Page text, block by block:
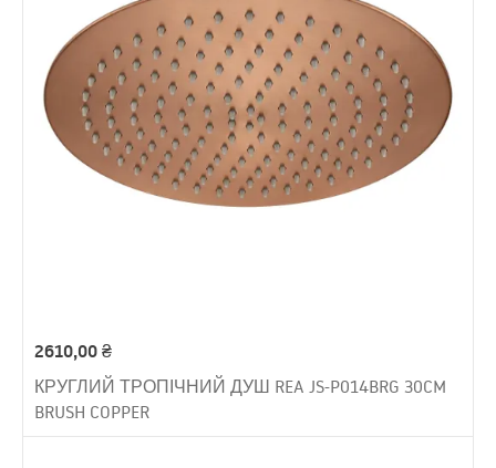
2610,00₴
КРУГЛИЙ ТРОПІЧНИЙ ДУШ REA JS-P014BRG 30CM
BRUSH COPPER